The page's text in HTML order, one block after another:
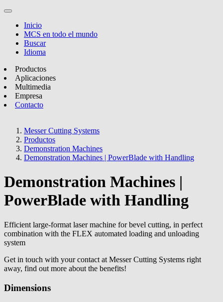
Inicio
MCS en todo el mundo
Buscar
Idioma
Productos
Aplicaciones
Multimedia
Empresa
Contacto
Messer Cutting Systems
Productos
Demonstration Machines
Demonstration Machines | PowerBlade with Handling
Demonstration Machines |
PowerBlade with Handling
Efficient large-format laser machine for bevel cutting, in perfect
combination with the FLEX automated loading and unloading
system
Get in touch with your contact at Messer Cutting Systems right
away, find out more about the benefits!
Dimensions